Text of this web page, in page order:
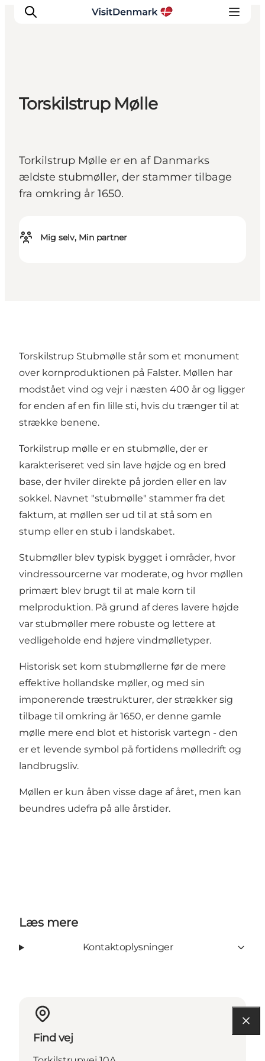
Inspiration
Destinationer
Planlæg ferien
Torskilstrup Mølle
Torkilstrup Mølle er en af Danmarks
ældste stubmøller, der stammer tilbage
fra omkring år 1650.
Mig selv, Min partner
Torskilstrup Stubmølle står som et monument
over kornproduktionen på Falster. Møllen har
modstået vind og vejr i næsten 400 år og ligger
for enden af en fin lille sti, hvis du trænger til at
strække benene.
Torkilstrup mølle er en stubmølle, der er
karakteriseret ved sin lave højde og en bred
base, der hviler direkte på jorden eller en lav
sokkel. Navnet "stubmølle" stammer fra det
faktum, at møllen ser ud til at stå som en
stump eller en stub i landskabet.
Stubmøller blev typisk bygget i områder, hvor
vindressourcerne var moderate, og hvor møllen
primært blev brugt til at male korn til
melproduktion. På grund af deres lavere højde
var stubmøller mere robuste og lettere at
vedligeholde end højere vindmølletyper.
Historisk set kom stubmøllerne før de mere
effektive hollandske møller, og med sin
imponerende træstrukturer, der strækker sig
tilbage til omkring år 1650, er denne gamle
mølle mere end blot et historisk vartegn - den
er et levende symbol på fortidens mølledrift og
landbrugsliv.
Møllen er kun åben visse dage af året, men kan
beundres udefra på alle årstider.
Læs mere
Kontaktoplysninger
Find vej